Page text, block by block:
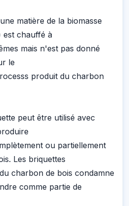
matière de la biomasse
est chauffé à
mais n'est pas donné
le
produit du charbon
peut être utilisé avec
ou partiellement
Les briquettes
charbon de bois condamne
comme partie de